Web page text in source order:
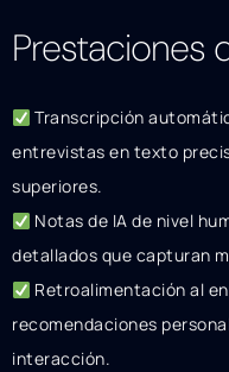
Prestaciones
Transcripción
entrevistas en texto
superiores.
Notas de IA de nivel
detallados que capturan
Retroalimentación al
recomendaciones
interacción.